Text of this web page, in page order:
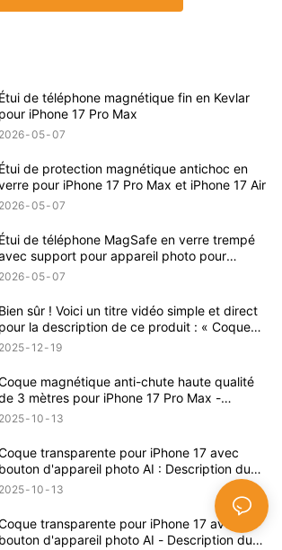
Étui de téléphone magnétique fin en Kevlar
pour iPhone 17 Pro Max
2026 05 07
Étui de protection magnétique antichoc en
pour iPhone 17 Pro Max et iPhone 17 Air
2026 05 07
Étui de téléphone MagSafe en verre trempé
support pour appareil photo pour
iPhone 17 Pro Max
2026 05 07
Bien sûr ! Voici un titre vidéo simple et direct
pour la description de ce produit : « Coque
magnétique transparente antichoc pour
»
2025 12 19
magnétique anti-chute haute qualité
3 mètres pour iPhone 17 Pro Max -
Description du produit
2025 10 13
transparente pour iPhone 17 avec
bouton d'appareil photo AI : Description du
produit
2025 10 13
transparente pour iPhone 17 avec
bouton d'appareil photo AI - Description du